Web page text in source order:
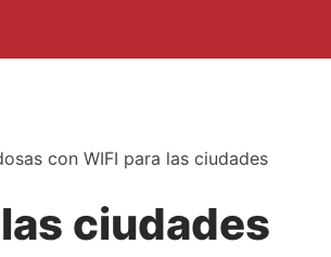
con WIFI para las ciudades
ciudades